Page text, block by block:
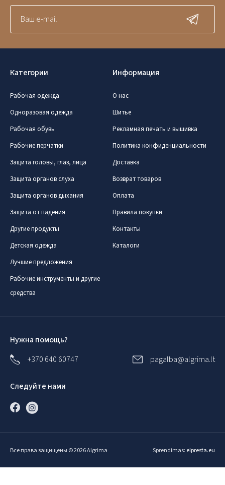
Категории
Рабочая одежда
Одноразовая одежда
Рабочая обувь
Рабочие перчатки
Защита головы, глаз, лица
Защита органов слуха
Защита органов дыхания
Защита от падения
Другие продукты
Детская одежда
Лучшие предложения
Рабочие инструменты и другие
средства
Информация
О нас
Шитье
Рекламная печать и вышивка
Политика конфиденциальности
Доставка
Возврат товаров
Оплата
Правила покупки
Контакты
Каталоги
Нужна помощь?
+370 640 60747
pagalba@algrima.lt
Следуйте нами
Все права защищены © 2026 Algrima Sprendimas: elpresta.eu